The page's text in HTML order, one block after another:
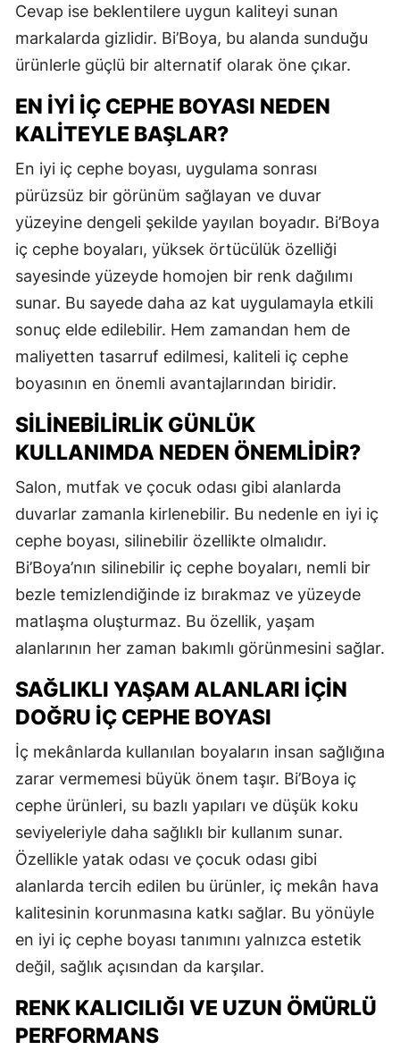
Cevap ise beklentilere uygun kaliteyi sunan
markalarda gizlidir. Bi’Boya, bu alanda sunduğu
ürünlerle güçlü bir alternatif olarak öne çıkar.
EN İYI İÇ CEPHE BOYASI NEDEN
KALITEYLE BAŞLAR?
En iyi iç cephe boyası, uygulama sonrası
pürüzsüz bir görünüm sağlayan ve duvar
yüzeyine dengeli şekilde yayılan boyadır. Bi’Boya
iç cephe boyaları, yüksek örtücülük özelliği
sayesinde yüzeyde homojen bir renk dağılımı
sunar. Bu sayede daha az kat uygulamayla etkili
sonuç elde edilebilir. Hem zamandan hem de
maliyetten tasarruf edilmesi, kaliteli iç cephe
boyasının en önemli avantajlarından biridir.
SILINEBILIRLIK GÜNLÜK
KULLANIMDA NEDEN ÖNEMLIDIR?
Salon, mutfak ve çocuk odası gibi alanlarda
duvarlar zamanla kirlenebilir. Bu nedenle en iyi iç
cephe boyası, silinebilir özellikte olmalıdır.
Bi’Boya’nın silinebilir iç cephe boyaları, nemli bir
bezle temizlendiğinde iz bırakmaz ve yüzeyde
matlaşma oluşturmaz. Bu özellik, yaşam
alanlarının her zaman bakımlı görünmesini sağlar.
SAĞLIKLI YAŞAM ALANLARI İÇIN
DOĞRU İÇ CEPHE BOYASI
İç mekânlarda kullanılan boyaların insan sağlığına
zarar vermemesi büyük önem taşır. Bi’Boya iç
cephe ürünleri, su bazlı yapıları ve düşük koku
seviyeleriyle daha sağlıklı bir kullanım sunar.
Özellikle yatak odası ve çocuk odası gibi
alanlarda tercih edilen bu ürünler, iç mekân hava
kalitesinin korunmasına katkı sağlar. Bu yönüyle
en iyi iç cephe boyası tanımını yalnızca estetik
değil, sağlık açısından da karşılar.
RENK KALICILIĞI VE UZUN ÖMÜRLÜ
PERFORMANS